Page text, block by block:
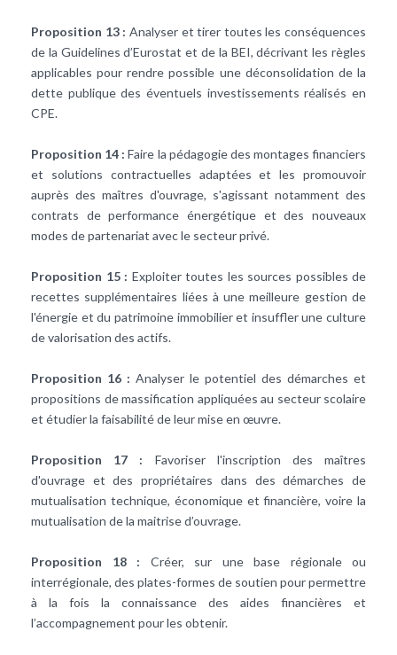
Proposition 13 : Analyser et tirer toutes les conséquences
de la Guidelines d’Eurostat et de la BEI, décrivant les règles
applicables pour rendre possible une déconsolidation de la
dette publique des éventuels investissements réalisés en
CPE.
Proposition 14 : Faire la pédagogie des montages financiers
et solutions contractuelles adaptées et les promouvoir
auprès des maîtres d'ouvrage, s'agissant notamment des
contrats de performance énergétique et des nouveaux
modes de partenariat avec le secteur privé.
Proposition 15 : Exploiter toutes les sources possibles de
recettes supplémentaires liées à une meilleure gestion de
l'énergie et du patrimoine immobilier et insuffler une culture
de valorisation des actifs.
Proposition 16 : Analyser le potentiel des démarches et
propositions de massification appliquées au secteur scolaire
et étudier la faisabilité de leur mise en œuvre.
Proposition 17 : Favoriser l'inscription des maîtres
d'ouvrage et des propriétaires dans des démarches de
mutualisation technique, économique et financière, voire la
mutualisation de la maitrise d’ouvrage.
Proposition 18 : Créer, sur une base régionale ou
interrégionale, des plates-formes de soutien pour permettre
à la fois la connaissance des aides financières et
l’accompagnement pour les obtenir.